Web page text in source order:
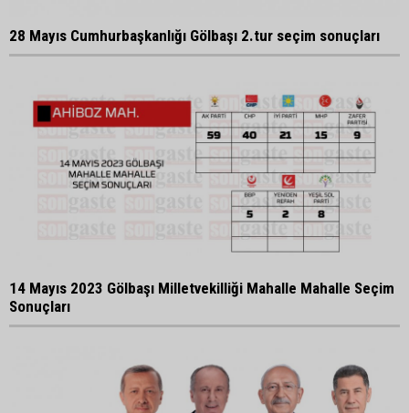
28 Mayıs Cumhurbaşkanlığı Gölbaşı 2.tur seçim sonuçları
14 Mayıs 2023 Gölbaşı Milletvekilliği Mahalle Mahalle Seçim
Sonuçları